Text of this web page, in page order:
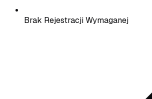
Brak Rejestracji Wymaganej